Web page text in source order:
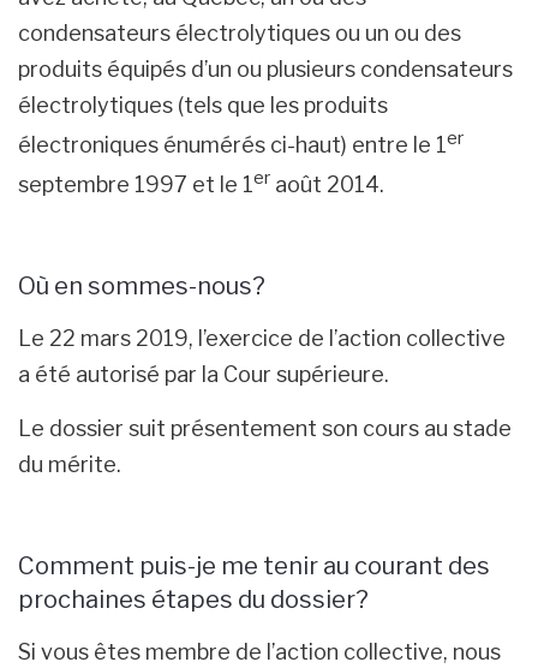
condensateurs électrolytiques ou un ou des
produits équipés d’un ou plusieurs condensateurs
électrolytiques (tels que les produits
électroniques énumérés ci-haut) entre le 1er
septembre 1997 et le 1er août 2014.
Où en sommes-nous?
Le 22 mars 2019, l’exercice de l’action collective
a été autorisé par la Cour supérieure.
Le dossier suit présentement son cours au stade
du mérite.
Comment puis-je me tenir au courant des
prochaines étapes du dossier?
Si vous êtes membre de l’action collective, nous